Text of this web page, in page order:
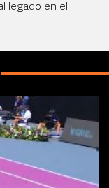
legado en el